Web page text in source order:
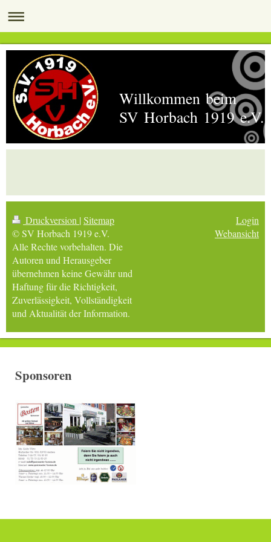
Willkommen beim
SV Horbach 1919 e.V.
Druckversion |Sitemap
© SV Horbach 1919 e.V.
Alle Rechte vorbehalten. Die
Autoren und Herausgeber
übernehmen keine Gewähr und
Haftung für die Richtigkeit,
Zuverlässigkeit, Vollständigkeit
und Aktualität der Information.
Login
Webansicht
Sponsoren